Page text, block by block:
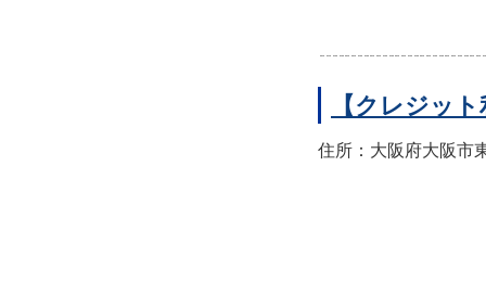
【クレジッ
住所：大阪府大阪市